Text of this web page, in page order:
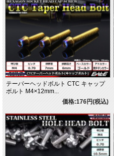
テーパーヘッドボルト CTC キャップ
ボルト M4×12mm...
価格:176円(税込)